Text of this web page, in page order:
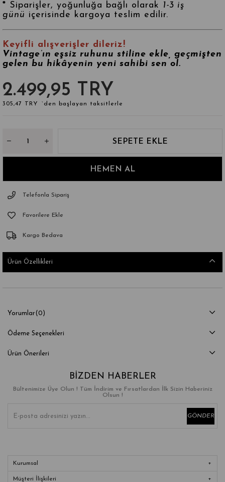
* Siparişler, yoğunluğa bağlı olarak 1-3 iş
günü içerisinde kargoya teslim edilir.
Keyifli alışverişler dileriz!
Vintage’ın eşsiz ruhunu stiline ekle, geçmişten
gelen bu hikâyenin yeni sahibi sen ol.
2.499,95 TRY
305,47 TRY `den başlayan taksitlerle
Telefonla Sipariş
Favorilere Ekle
Kargo Bedava
Ürün Özellikleri
Yorumlar(0)
Ödeme Seçenekleri
Ürün Önerileri
BIZDEN HABERLER
Bültenimize Üye Olun ! Tüm İndirim ve Fırsatlardan İlk Sizin Haberiniz
Olsun !
GÖNDER
Kurumsal
Müşteri İlişkileri